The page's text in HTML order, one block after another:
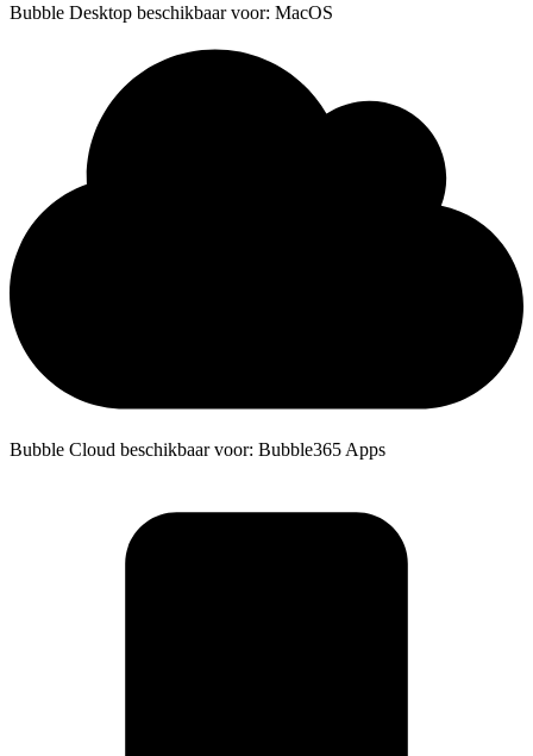
Bubble Desktop beschikbaar voor: MacOS
Bubble Cloud beschikbaar voor: Bubble365 Apps